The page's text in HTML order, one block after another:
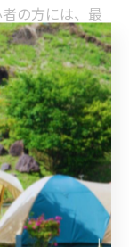
の方には、最
ら味わいの余
すすめしま
ーティーとの
い世界を発見
ント
イ、アッサ